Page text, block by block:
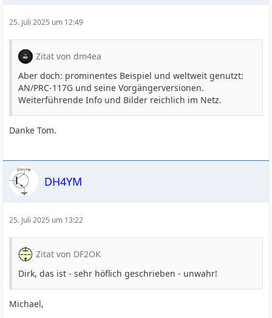
25. Juli 2025 um 12:49
Zitat von dm4ea
Aber doch: prominentes Beispiel und weltweit genutzt:
AN/PRC-117G und seine Vorgängerversionen.
Weiterführende Info und Bilder reichlich im Netz.
Danke Tom.
DH4YM
25. Juli 2025 um 13:22
Zitat von DF2OK
Dirk, das ist - sehr höflich geschrieben - unwahr!
Michael,